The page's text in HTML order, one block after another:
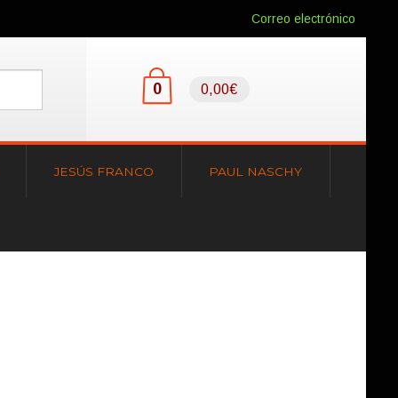
Correo electrónico
0 0,00€
JESÚS FRANCO PAUL NASCHY